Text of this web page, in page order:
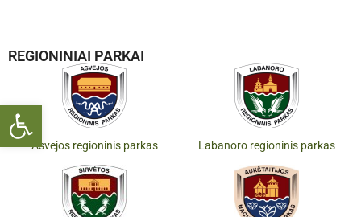
Open toolbar
REGIONINIAI PARKAI
Asvejos regioninis parkas Labanoro regioninis parkas